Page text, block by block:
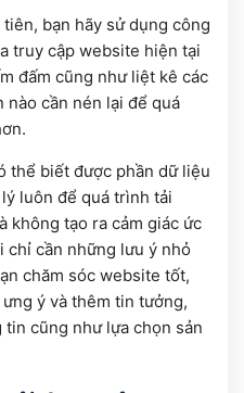
bạn hãy sử dụng công
truy cập website hiện tại
đấm cũng như liệt kê các
nào cần nén lại để quá
thể biết được phần dữ liệu
luôn để quá trình tải
không tạo ra cảm giác ức
cần những lưu ý nhỏ
chăm sóc website tốt,
ý và thêm tin tưởng,
cũng như lựa chọn sản